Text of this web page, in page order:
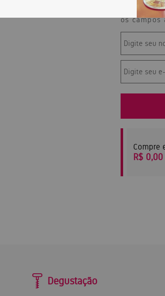
Para ser
os campos
Compre
R$ 0,00
Degustação